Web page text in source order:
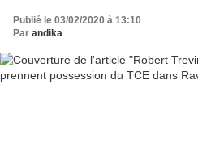
Publié le 03/02/2020 à 13:10
Par andika